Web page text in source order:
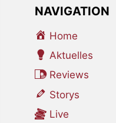
NAVIGATION
Home
Aktuelles
Reviews
Storys
Live